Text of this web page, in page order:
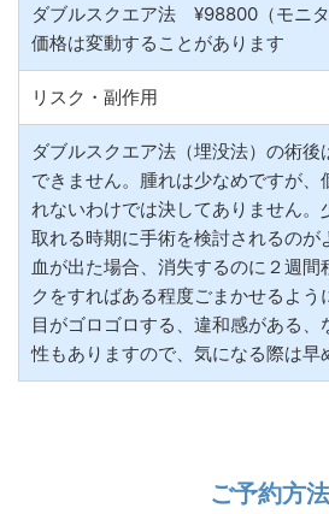
ダブルスクエア法 ¥98800（モニタ
価格は変動することがあります
リスク・副作用
ダブルスクエア法（埋没法）の術
できません。腫れは少なめですが、
れないわけでは決してありません。
取れる時期に手術を検討されるのが
血が出た場合、消失するのに２週間
クをすればある程度ごまかせるよう
目がゴロゴロする、違和感がある
性もありますので、気になる際は早
ご予約方法